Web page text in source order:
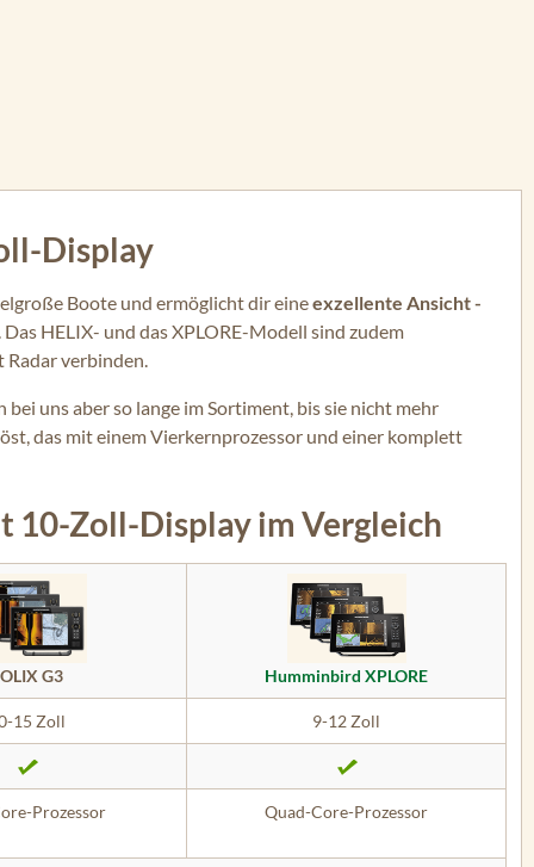
Display
Boote und ermöglicht dir eineexzellente Ansicht -
HELIX- und das XPLORE-Modell sind zudem
Radar verbinden.
uns aber so lange im Sortiment, bis sie nicht mehr
das mit einem Vierkernprozessor und einer komplett
Zoll-Display im Vergleich
G3 Humminbird XPLORE
15 Zoll 9-12 Zoll
Prozessor Quad-Core-Prozessor